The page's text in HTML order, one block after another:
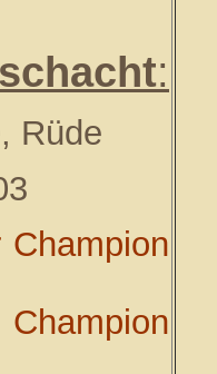
:
Rüde
Champion